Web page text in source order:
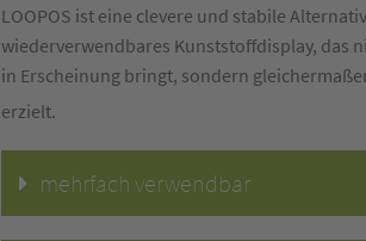
LOOPOS ist eine clevere und stabile
wiederverwendbares Kunststoffdisplay, das
in Erscheinung bringt, sondern
erzielt.
mehrfach verwendbar